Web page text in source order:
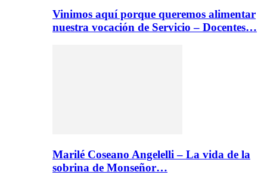
Vinimos aquí porque queremos alimentar
nuestra vocación de Servicio – Docentes…
Marilé Coseano Angelelli – La vida de la
sobrina de Monseñor…